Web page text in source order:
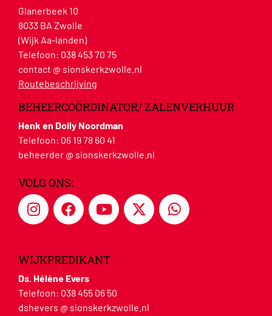
Glanerbeek 10
8033 BA Zwolle
(Wijk Aa-landen)
Telefoon: 038 453 70 75
contact @ sionskerkzwolle.nl
Routebeschrijving
BEHEERCOÖRDINATOR/ ZALENVERHUUR
Henk en Dolly Noordman
Telefoon: 06 19 78 60 41
beheerder @ sionskerkzwolle.nl
VOLG ONS:
WIJKPREDIKANT
Ds. Hélène Evers
Telefoon: 038 455 06 50
dshevers @ sionskerkzwolle.nl